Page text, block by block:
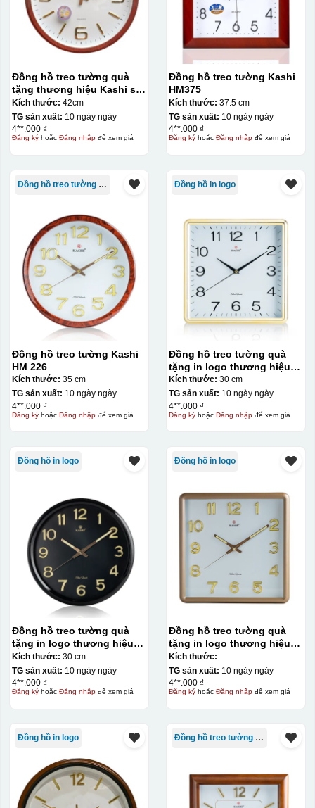
khóa, USB hay ly cốc cao cấp.
Chất liệu:
Đồng hồ treo tường quà
tặng thương hiệu Kashi số
cọc 42cm KQ-DH21
Kích thước: 42cm
TG sản xuất: 10 ngày ngày
4**.000 ₫
Đăng kýhoặc Đăng nhậpđể xem giá
Đồng hồ treo tường Kashi
HM375
Kích thước: 37.5 cm
TG sản xuất: 10 ngày ngày
4**.000 ₫
Đăng kýhoặc Đăng nhậpđể xem giá
Đồng hồ treo tường Kashi
Đồng hồ treo tường Kashi
HM 226
Kích thước: 35 cm
TG sản xuất: 10 ngày ngày
4**.000 ₫
Đăng kýhoặc Đăng nhậpđể xem giá
Đồng hồ in logo
Đồng hồ treo tường quà
tặng in logo thương hiệu
Kashi 30cm KQ-DH19
Kích thước: 30 cm
TG sản xuất: 10 ngày ngày
4**.000 ₫
Đăng kýhoặc Đăng nhậpđể xem giá
Đồng hồ in logo
Đồng hồ treo tường quà
tặng in logo thương hiệu
Kashi tròn KQ-DH18
Kích thước: 30 cm
TG sản xuất: 10 ngày ngày
4**.000 ₫
Đăng kýhoặc Đăng nhậpđể xem giá
Đồng hồ in logo
Đồng hồ treo tường quà
tặng in logo thương hiệu
Kashi vuông KQ-DH17
Kích thước:
TG sản xuất: 10 ngày ngày
4**.000 ₫
Đăng kýhoặc Đăng nhậpđể xem giá
Đồng hồ in logo Đồng hồ treo tường Kashi